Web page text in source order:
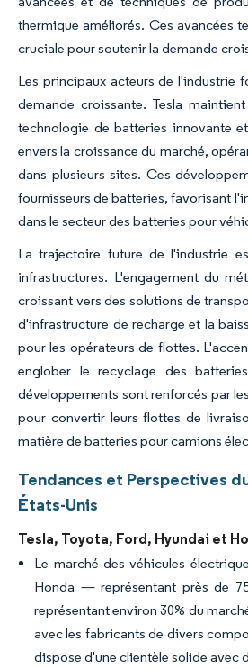
thermique améliorés. Ces avancées
cruciale pour soutenir la demande
Les principaux acteurs de l'industrie
demande croissante. Tesla
technologie de batteries innovante
envers la croissance du marché,
dans plusieurs sites. Ces
fournisseurs de batteries, favorisant
dans le secteur des batteries pour
La trajectoire future de l'industrie
infrastructures. L'engagement du
croissant vers des solutions de
d'infrastructure de recharge et la
pour les opérateurs de flottes.
englober le recyclage des
développements sont renforcés par
pour convertir leurs flottes de
matière de batteries pour camions
Tendances et Perspectives
États-Unis
Tesla, Toyota, Ford, Hyundai et
Le marché des véhicules
Honda — représentant près de
représentant environ 30% du
avec les fabricants de divers
dispose d'une clientèle solide avec